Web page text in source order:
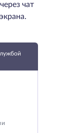
чат